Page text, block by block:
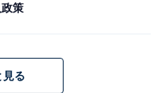
もしていて、ファン層
政策
見る